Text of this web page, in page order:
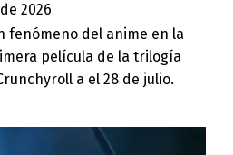
2026
fenómeno del anime en la
película de la trilogía
a el 28 de julio.